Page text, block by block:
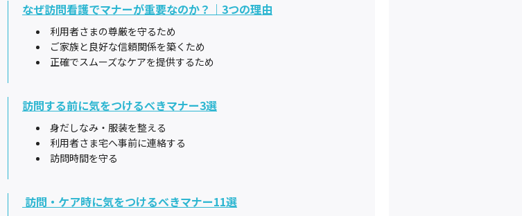
なぜ訪問看護でマナーが重要なのか？｜3つの理由
利用者さまの尊厳を守るため
ご家族と良好な信頼関係を築くため
正確でスムーズなケアを提供するため
訪問する前に気をつけるべきマナー3選
身だしなみ・服装を整える
利用者さま宅へ事前に連絡する
訪問時間を守る
訪問・ケア時に気をつけるべきマナー11選